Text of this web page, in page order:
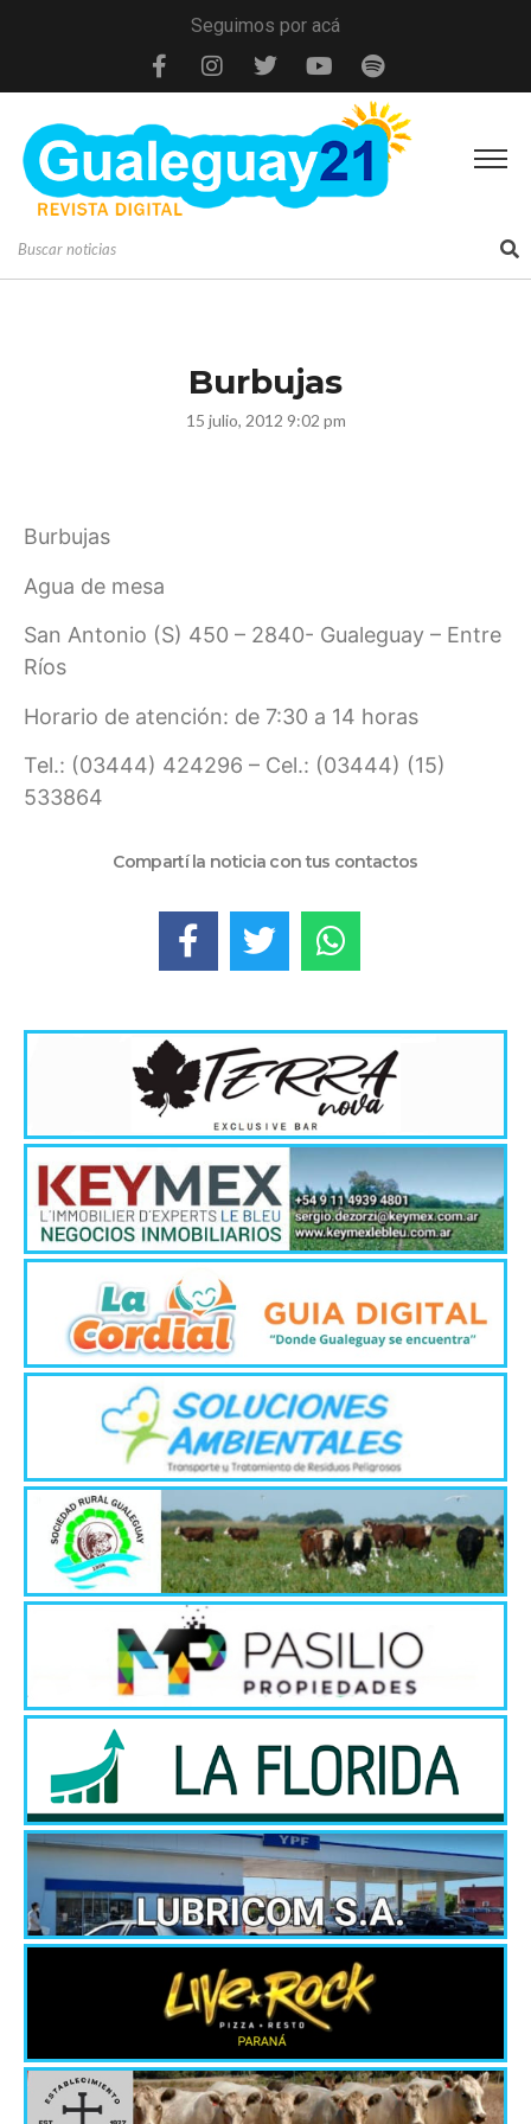
Seguimos por acá
Burbujas
15 julio, 2012 9:02 pm
Burbujas
Agua de mesa
San Antonio (S) 450 – 2840- Gualeguay – Entre
Ríos
Horario de atención: de 7:30 a 14 horas
Tel.: (03444) 424296 – Cel.: (03444) (15)
533864
Compartí la noticia con tus contactos